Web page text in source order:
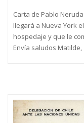
Carta de Pablo
llegará a Nueva York
hospedaje y que le
Envía saludos